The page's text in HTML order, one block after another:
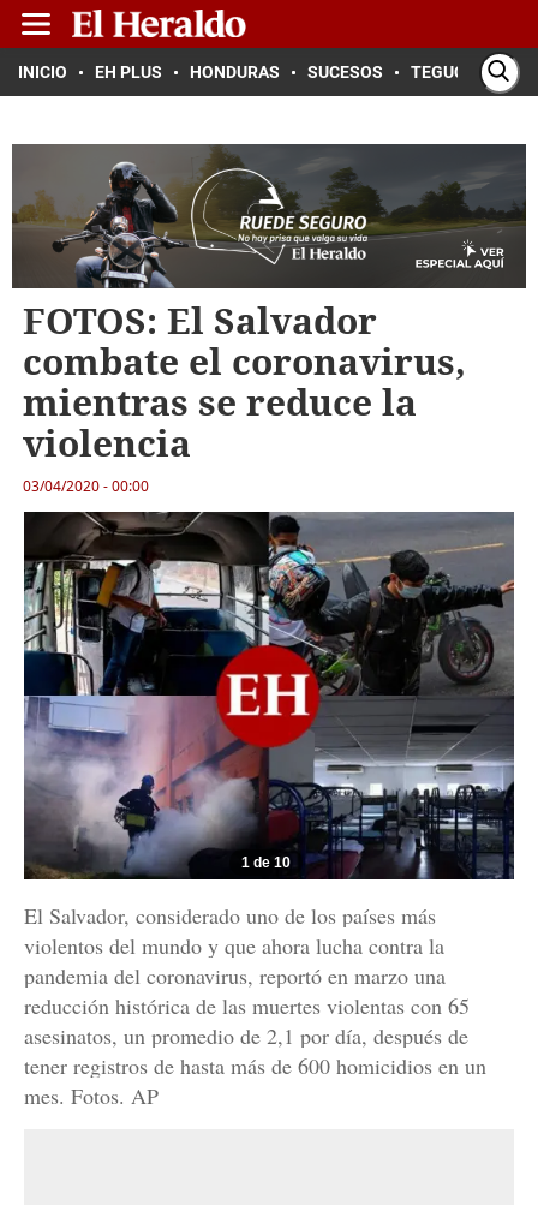
INICIO EH PLUS HONDURAS SUCESOS TEGUCIGALPA
FOTOS: El Salvador
combate el coronavirus,
mientras se reduce la
violencia
03/04/2020 - 00:00
1 de 10
El Salvador, considerado uno de los países más
violentos del mundo y que ahora lucha contra la
pandemia del coronavirus, reportó en marzo una
reducción histórica de las muertes violentas con 65
asesinatos, un promedio de 2,1 por día, después de
tener registros de hasta más de 600 homicidios en un
mes. Fotos. AP